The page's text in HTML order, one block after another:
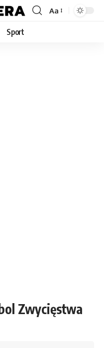
Font
Aa
Sport
Zwycięstwa